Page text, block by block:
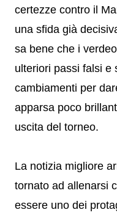
certezze contro il
una sfida già
sa bene che i
ulteriori passi falsi e
cambiamenti per
apparsa poco
uscita del torneo.
La notizia migliore
tornato ad allenarsi
essere uno dei